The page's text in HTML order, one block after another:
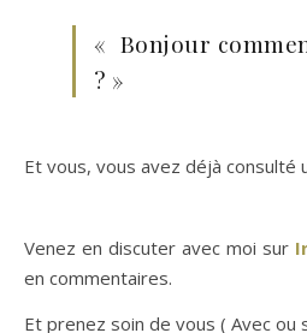
« Bonjour
? »
Et vous, vous avez déjà consulté
Venez en discuter avec moi sur
en commentaires.
Et prenez soin de vous ( Avec ou